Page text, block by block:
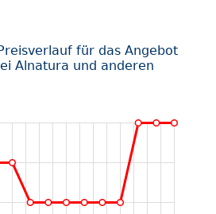
für das Angebot
Alnatura und anderen